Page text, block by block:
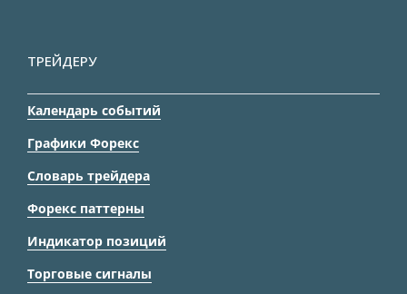
ТРЕЙДЕРУ
Календарь событий
Графики Форекс
Словарь трейдера
Форекс паттерны
Индикатор позиций
Торговые сигналы